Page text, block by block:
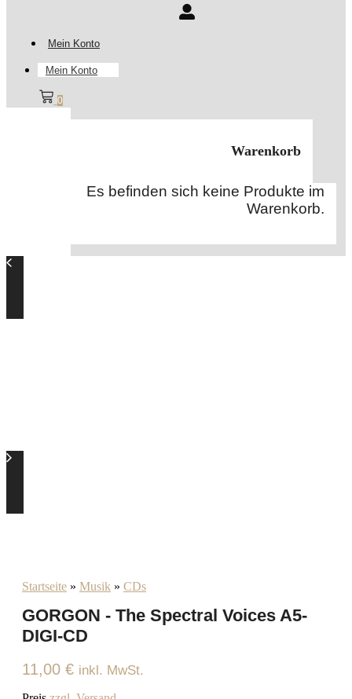
Mein Konto
Mein Konto
0
Warenkorb
Es befinden sich keine Produkte im
Warenkorb.
Startseite » Musik » CDs
GORGON - The Spectral Voices A5-
DIGI-CD
11,00 € inkl. MwSt.